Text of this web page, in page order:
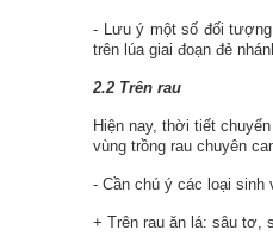
- Lưu ý một số đối tượng
trên lúa giai đoạn đẻ
2.2 Trên rau
Hiện nay,thời tiết
vùng trồng rau chuyên
- Cần chú ý các loại sinh
+ Trên rau ăn lá: sâu tơ,